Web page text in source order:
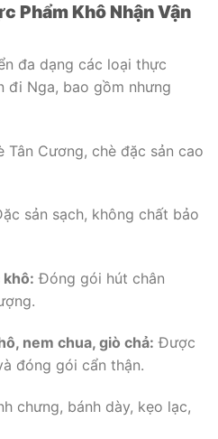
Phẩm Khô Nhận Vận
đa dạng các loại thực
đi Nga, bao gồm nhưng
Tân Cương, chè đặc sản cao
sản sạch, không chất bảo
khô: Đóng gói hút chân
nem chua, giò chả: Được
đóng gói cẩn thận.
chưng, bánh dày, kẹo lạc,